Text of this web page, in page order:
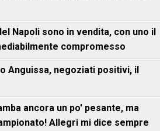
Napoli sono in vendita, con uno il
compromesso
Anguissa, negoziati positivi, il
ancora un po' pesante, ma
Allegri mi dice sempre